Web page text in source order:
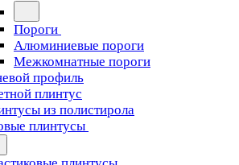
Пороги
Алюминиевые пороги
Межкомнатные пороги
профиль
плинтус
из полистирола
плинтусы